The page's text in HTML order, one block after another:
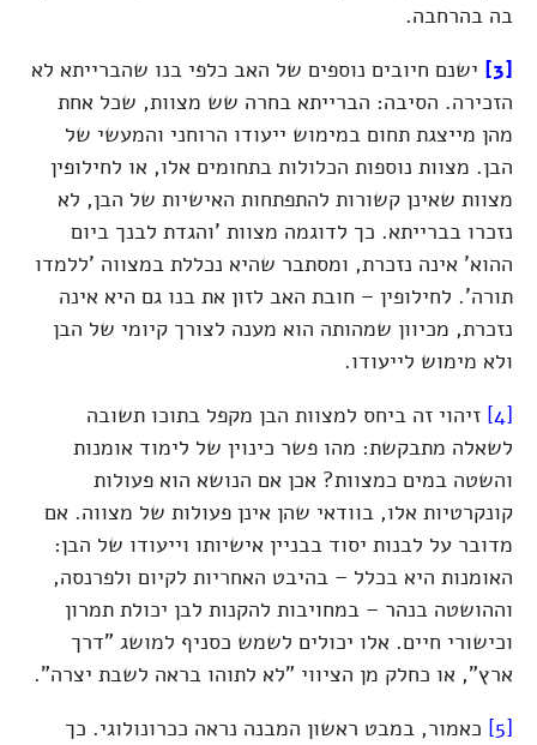
בה בהרחבה.
ישנם חיובים נוספים של האב כלפי בנו שהברייתא לא
הזכירה. הסיבה: הברייתא בחרה שש מצוות, שכל אחת
מהן מייצגת תחום במימוש ייעודו הרוחני והמעשי של
הבן. מצוות נוספות הכלולות בתחומים אלו, או לחילופין
מצוות שאינן קשורות להתפתחות האישיות של הבן, לא
נזכרו בברייתא. כך לדוגמה מצוות 'והגדת לבנך ביום
ההוא' אינה נזכרת, ומסתבר שהיא נכללת במצווה 'ללמדו
תורה'. לחילופין – חובת האב לזון את בנו גם היא אינה
נזכרת, מכיוון שמהותה הוא מענה לצורך קיומי של הבן
ולא מימוש לייעודו.
זיהוי זה ביחס למצוות הבן מקפל בתוכו תשובה
לשאלה מתבקשת: מהו פשר כינוין של לימוד אומנות
והשטה במים כמצוות? אכן אם הנושא הוא פעולות
קונקרטיות אלו, בוודאי שהן אינן פעולות של מצווה. אם
מדובר על לבנות יסוד בבניין אישיותו וייעודו של הבן:
האומנות היא בכלל – בהיבט האחריות לקיום ולפרנסה,
וההושטה בנהר – במחויבות להקנות לבן יכולת תמרון
וכישורי חיים. אלו יכולים לשמש כסניף למושג "דרך
ארץ", או כחלק מן הציווי "לא לתוהו בראה לשבת יצרה".
כאמור, במבט ראשון המבנה נראה ככרונולוגי. כך